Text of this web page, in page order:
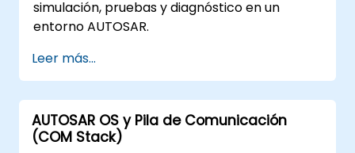
simulación, pruebas y diagnóstico en un
entorno AUTOSAR.
Leer más...
AUTOSAR OS y Pila de Comunicación
(COM Stack)